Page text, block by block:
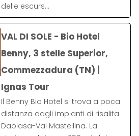
delle escurs…
VAL DI SOLE - Bio Hotel
Benny, 3 stelle Superior,
Commezzadura (TN) |
Ignas Tour
Il Benny Bio Hotel si trova a poca
distanza dagli impianti di risalita
Daolasa-Val Mastellina. La